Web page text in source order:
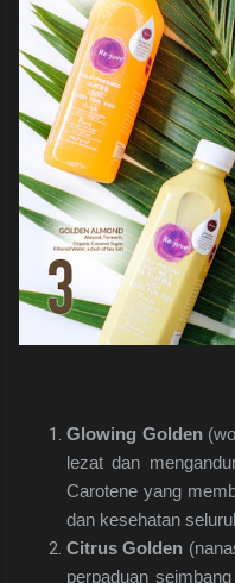
Glowing Golden
lezat dan
Carotene yang
dan kesehatan
Citrus Golden
perpaduan